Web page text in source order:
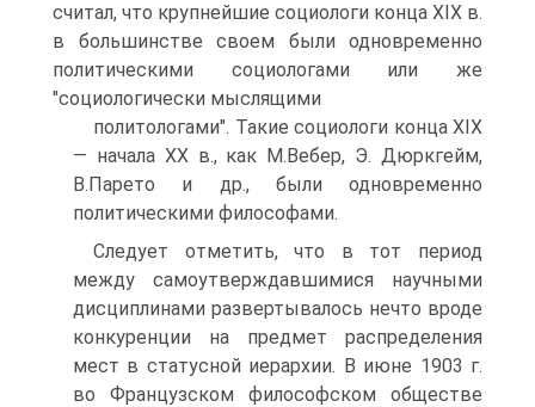
считал, что крупнейшие социологи конца XIX в.
в большинстве своем были одновременно
политическими социологами или же
"социологически мыслящими
политологами". Такие социологи конца XIX
— начала XX в., как М.Вебер, Э. Дюркгейм,
В.Парето и др., были одновременно
политическими философами.
Следует отметить, что в тот период
между самоутверждавшимися научными
дисциплинами развертывалось нечто вроде
конкуренции на предмет распределения
мест в статусной иерархии. В июне 1903 г.
во Французском философском обществе